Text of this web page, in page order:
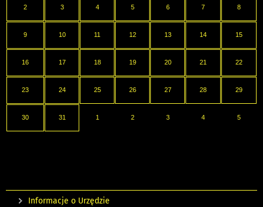
2 3 4 5 6 7 8
9 10 11 12 13 14 15
16 17 18 19 20 21 22
23 24 25 26 27 28 29
30 31 1 2 3 4 5
Informacje o Urzędzie